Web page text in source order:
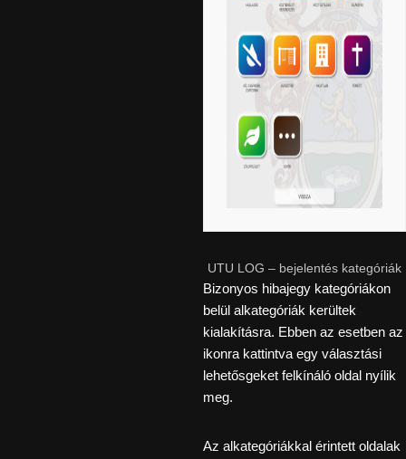
UTU LOG – bejelentés kategóriák
Bizonyos hibajegy kategóriákon
belül alkategóriák kerültek
kialakításra. Ebben az esetben az
ikonra kattintva egy választási
lehetősgeket felkínáló oldal nyílik
meg.
Az alkategóriákkal érintett oldalak